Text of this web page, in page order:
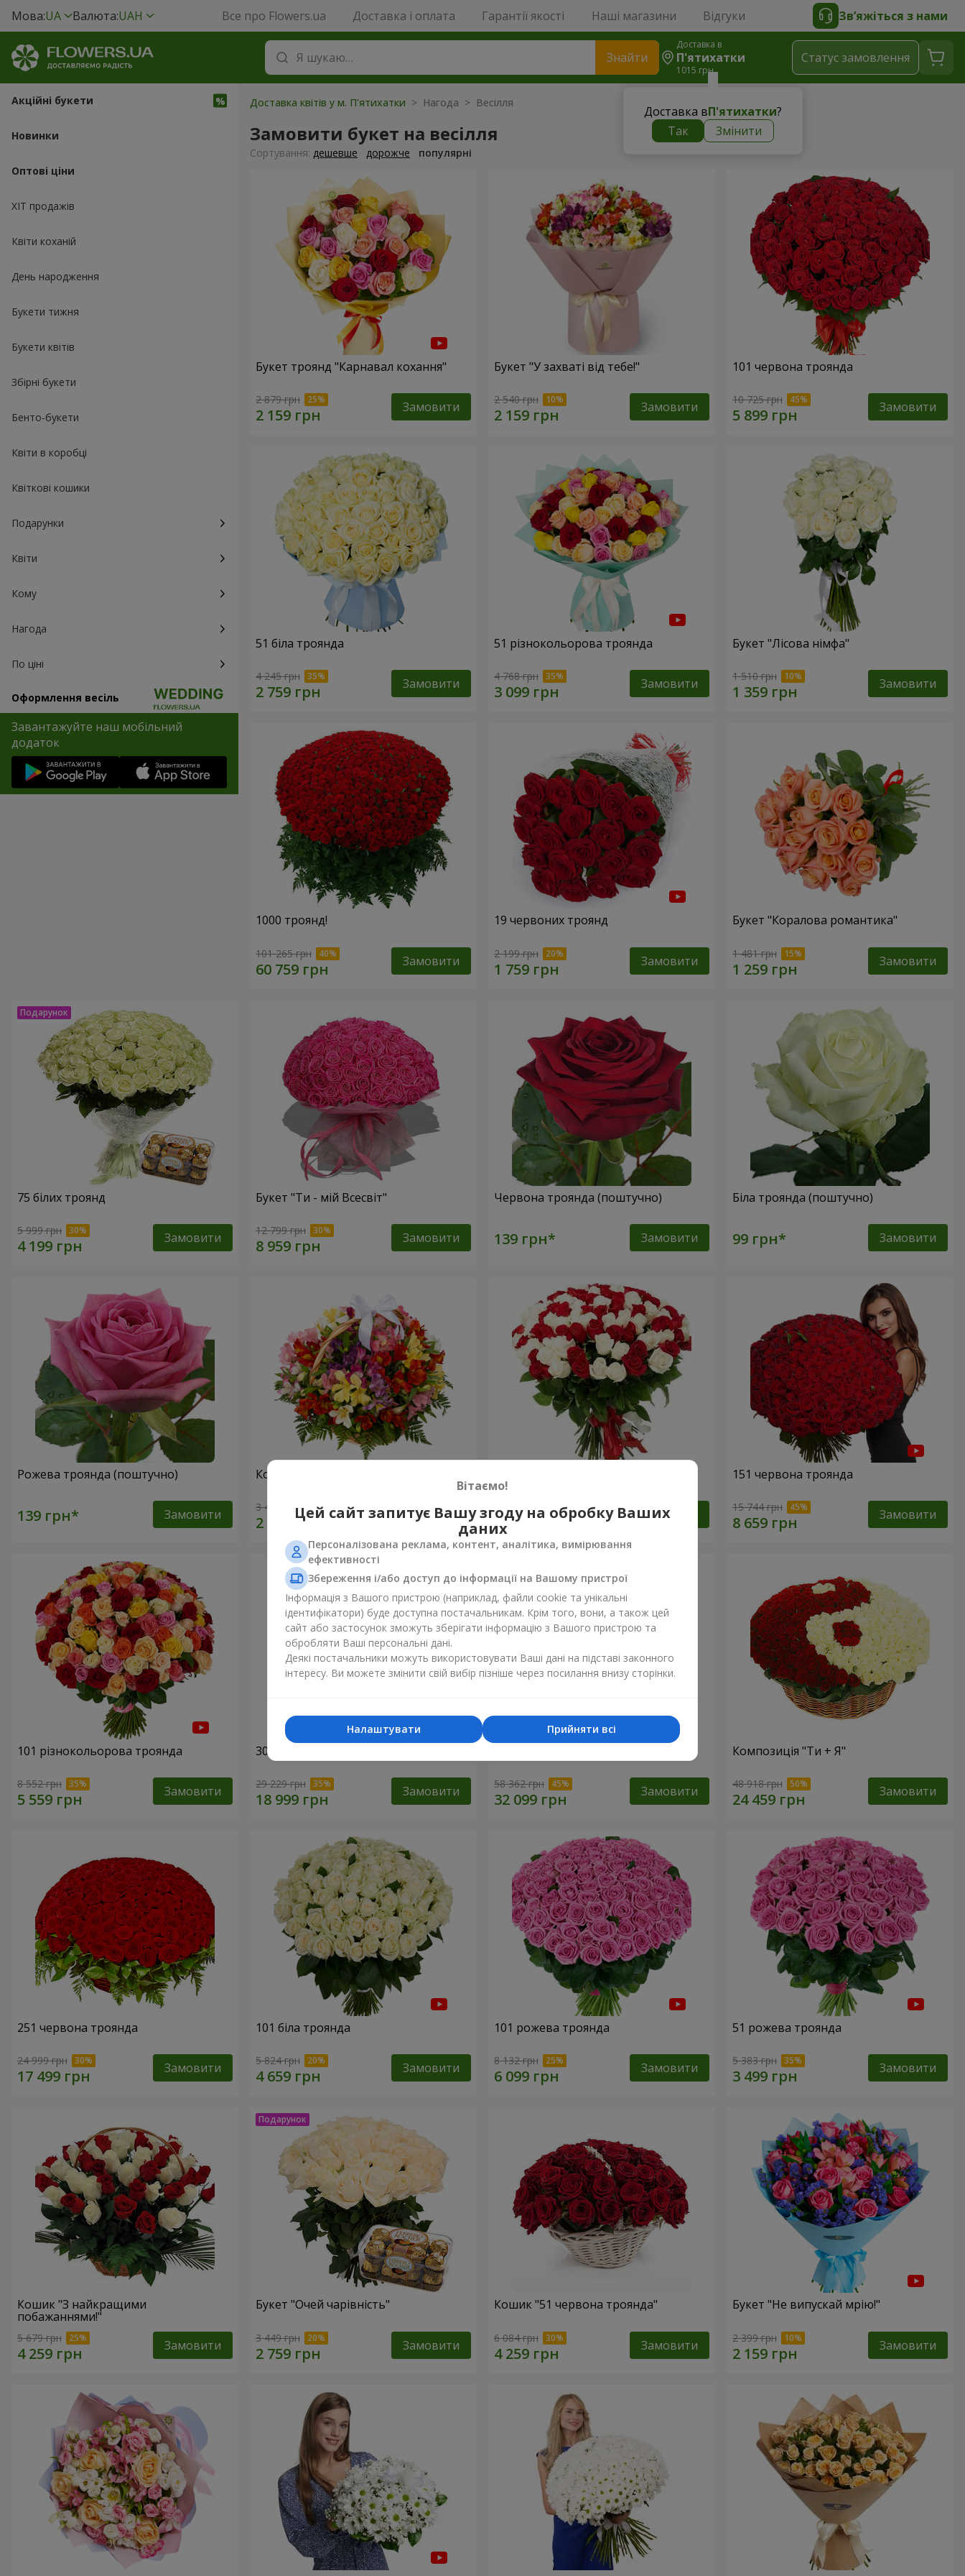
Мова:UA Валюта:UAH Все про Flowers.ua Доставка і оплата Гарантії якості Наші магазини Відгуки Зв’яжіться з нами
Знайти
Доставка в
П'ятихатки
1015 грн
Доставка вП'ятихатки?
Так
Змінити
Статус замовлення
Акційні букети
Новинки
Оптові ціни
ХІТ продажів
Квіти коханій
День народження
Букети тижня
Букети квітів
Збірні букети
Бенто-букети
Квіти в коробці
Квіткові кошики
Подарунки
Квіти
Кому
Нагода
По ціні
Оформлення весіль
Завантажуйте наш мобільний
додаток
Доставка квітів у м. П'ятихатки > Нагода > Весілля
Замовити букет на весілля
Сортування: дешевше дорожче популярні
Букет троянд "Карнавал кохання"
2 879 грн Замовити
Букет "У захваті від тебе!"
2 540 грн Замовити
101 червона троянда
10 725 грн Замовити
51 біла троянда
4 245 грн Замовити
51 різнокольорова троянда
4 768 грн Замовити
Букет "Лісова німфа"
1 510 грн Замовити
1000 троянд!
101 265 грн Замовити
19 червоних троянд
2 199 грн Замовити
Букет "Коралова романтика"
1 481 грн Замовити
75 білих троянд
5 999 грн Замовити
Букет "Ти - мій Всесвіт"
12 799 грн Замовити
Червона троянда (поштучно)
Замовити
Біла троянда (поштучно)
Замовити
Рожева троянда (поштучно)
Замовити
Кошик альстромерій "Акварель"
3 411 грн Замовити 5 888 грн Замовити
151 червона троянда
15 744 грн Замовити
101 різнокольорова троянда
8 552 грн Замовити
301 червона троянда
29 229 грн Замовити 58 362 грн Замовити
Композиція "Ти + Я"
48 918 грн Замовити
251 червона троянда
24 999 грн Замовити
101 біла троянда
5 824 грн Замовити
101 рожева троянда
8 132 грн Замовити
51 рожева троянда
5 383 грн Замовити
Кошик "З найкращими
побажаннями!"
5 679 грн Замовити
Букет "Очей чарівність"
3 449 грн Замовити
Кошик "51 червона троянда"
6 084 грн Замовити
Букет "Не випускай мрію!"
2 399 грн Замовити
Вітаємо!
Цей сайт запитує Вашу згоду на обробку Ваших
даних
Персоналізована реклама, контент, аналітика, вимірювання
ефективності
Збереження і/або доступ до інформації на Вашому пристрої
Інформація з Вашого пристрою (наприклад, файли cookie та унікальні
ідентифікатори) буде доступна постачальникам. Крім того, вони, а також цей
сайт або застосунок зможуть зберігати інформацію з Вашого пристрою та
обробляти Ваші персональні дані.
Деякі постачальники можуть використовувати Ваші дані на підставі законного
інтересу. Ви можете змінити свій вибір пізніше через посилання внизу сторінки.
Прийняти всі
Налаштувати